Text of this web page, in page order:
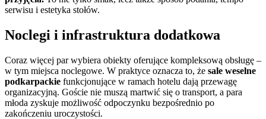
serwisu i estetyka stołów.
Noclegi i infrastruktura dodatkowa
Coraz więcej par wybiera obiekty oferujące kompleksową obsługę –
w tym miejsca noclegowe. W praktyce oznacza to, że sale weselne
podkarpackie funkcjonujące w ramach hotelu dają przewagę
organizacyjną. Goście nie muszą martwić się o transport, a para
młoda zyskuje możliwość odpoczynku bezpośrednio po
zakończeniu uroczystości.